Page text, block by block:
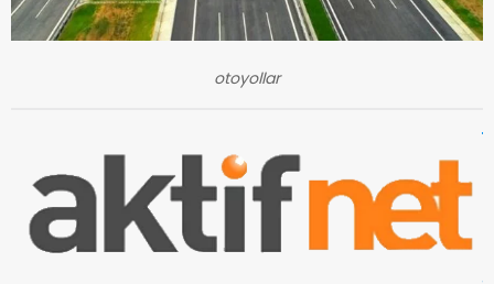
otoyollar